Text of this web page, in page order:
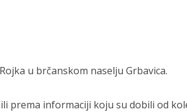
u brčanskom naselju Grbavica.
prema informaciji koju su dobili od